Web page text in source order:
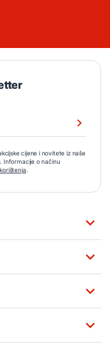
cijene i novitete iz naše
Informacije o načinu
.